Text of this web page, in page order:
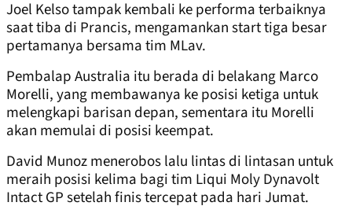
Joel Kelso tampak kembali ke performa terbaiknya
saat tiba di Prancis, mengamankan start tiga besar
pertamanya bersama tim MLav.
Pembalap Australia itu berada di belakang Marco
Morelli, yang membawanya ke posisi ketiga untuk
melengkapi barisan depan, sementara itu Morelli
akan memulai di posisi keempat.
David Munoz menerobos lalu lintas di lintasan untuk
meraih posisi kelima bagi tim Liqui Moly Dynavolt
Intact GP setelah finis tercepat pada hari Jumat.